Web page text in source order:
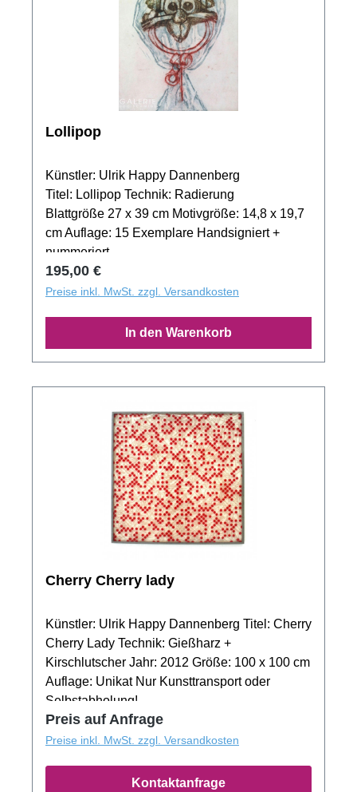
Lollipop
Künstler: Ulrik Happy Dannenberg
Titel: Lollipop Technik: Radierung
Blattgröße 27 x 39 cm Motivgröße: 14,8 x 19,7
cm Auflage: 15 Exemplare Handsigniert +
nummeriert
Regulärer Preis:
195,00 €
Preise inkl. MwSt. zzgl. Versandkosten
In den Warenkorb
Cherry Cherry lady
Künstler: Ulrik Happy Dannenberg Titel: Cherry
Cherry Lady Technik: Gießharz +
Kirschlutscher Jahr: 2012 Größe: 100 x 100 cm
Auflage: Unikat Nur Kunsttransport oder
Selbstabholung!
Preis auf Anfrage
Preise inkl. MwSt. zzgl. Versandkosten
Kontaktanfrage